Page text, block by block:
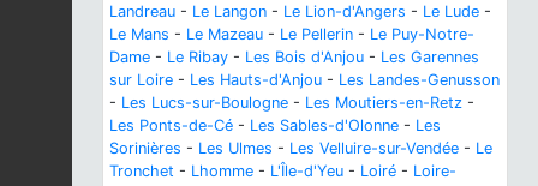
Landreau - Le Langon - Le Lion-d'Angers - Le Lude -
Le Mans - Le Mazeau - Le Pellerin - Le Puy-Notre-
Dame - Le Ribay - Les Bois d'Anjou - Les Garennes
sur Loire - Les Hauts-d'Anjou - Les Landes-Genusson
- Les Lucs-sur-Boulogne - Les Moutiers-en-Retz -
Les Ponts-de-Cé - Les Sables-d'Olonne - Les
Sorinières - Les Ulmes - Les Velluire-sur-Vendée - Le
Tronchet - Lhomme - L'Île-d'Yeu - Loiré - Loire-